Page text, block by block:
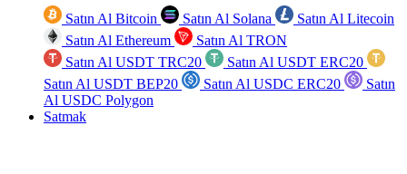
Satın Al Bitcoin Satın Al Solana
Satın Al Litecoin
Satın Al Ethereum
Satın Al TRON
Satın Al USDT TRC20
Satın Al USDT ERC20
Satın Al USDT BEP20
Satın Al USDC ERC20
Satın
Al USDC Polygon
Satmak